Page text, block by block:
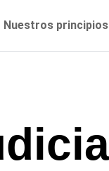
Nuestros principios